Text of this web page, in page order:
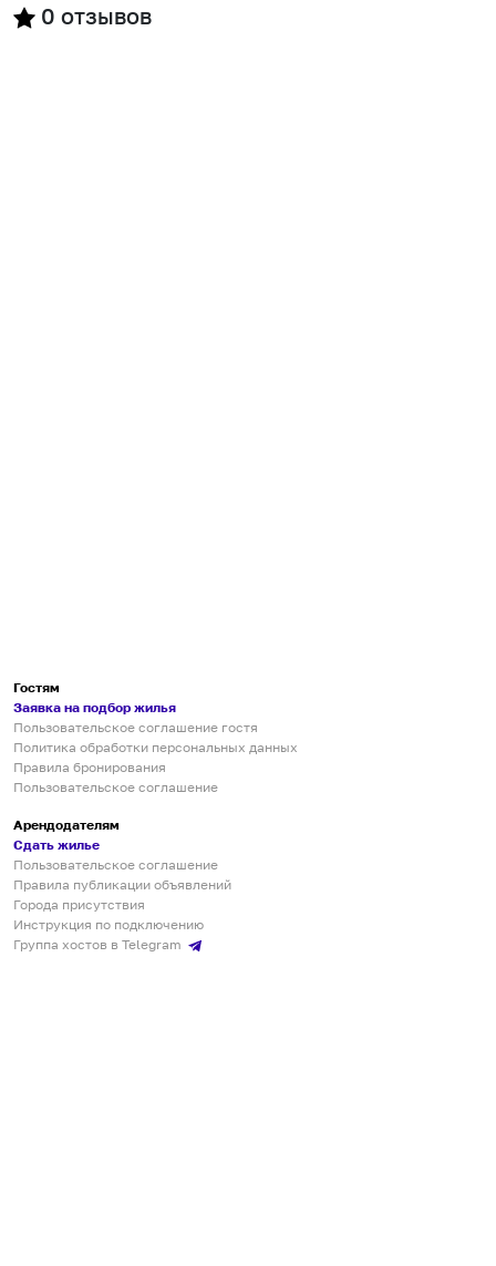
0 отзывов
Гостям
Заявка на подбор жилья
Пользовательское соглашение гостя
Политика обработки персональных данных
Правила бронирования
Пользовательское соглашение
Арендодателям
Сдать жилье
Пользовательское соглашение
Правила публикации объявлений
Города присутствия
Инструкция по подключению
Группа хостов в Telegram